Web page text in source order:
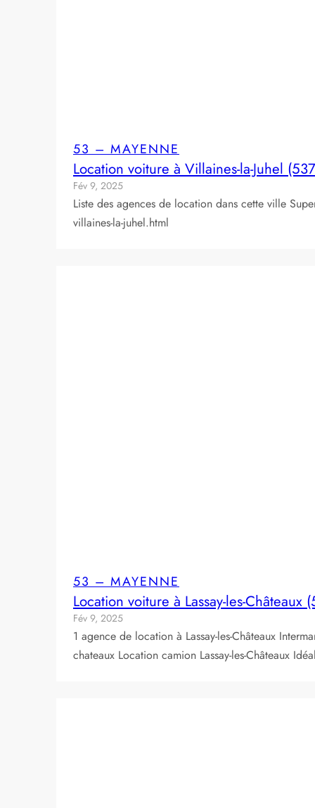
53 – MAYENNE
Location voiture à Villaines-la-Juhel
Fév 9, 2025
Liste des agences de location dans cette ville
villaines-la-juhel.html
53 – MAYENNE
Location voiture à Lassay-les-Châteaux
Fév 9, 2025
1 agence de location à Lassay-les-Châteaux
chateaux Location camion Lassay-les-Châteaux